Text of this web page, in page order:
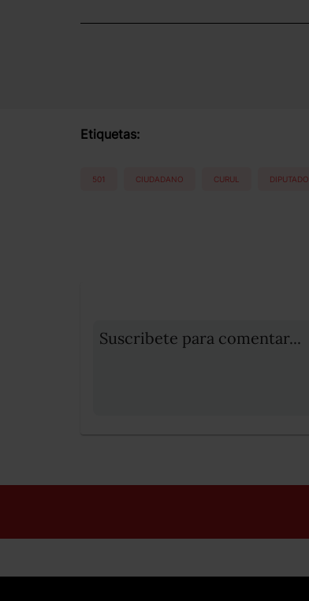
Etiquetas:
501 CIUDADANO CURUL DIPUTADO
Suscribete para comentar...